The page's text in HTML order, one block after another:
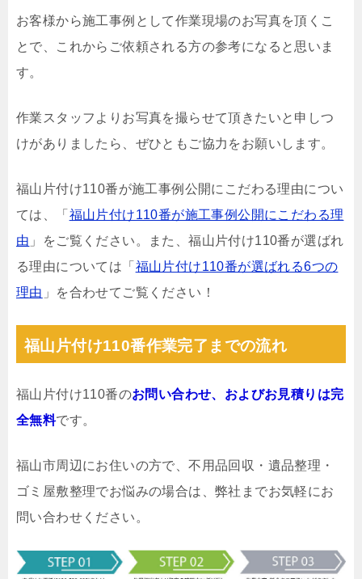
お客様から施工事例として作業現場のお写真を頂くこ
とで、これからご依頼される方の参考になると思いま
す。
作業スタッフよりお写真を撮らせて頂きたいと申しつ
けがありましたら、ぜひともご協力をお願いします。
福山片付け110番が施工事例公開にこだわる理由につい
ては、「 福山片付け110番が施工事例公開にこだわる理
由 」をご覧ください。また、福山片付け110番が選ばれ
る理由については「 福山片付け110番が選ばれる6つの
理由 」を合わせてご覧ください！
福山片付け110番作業完了までの流れ
福山片付け110番のお問い合わせ、およびお見積りは完
全無料です。
福山市周辺にお住いの方で、不用品回収・遺品整理・
ゴミ屋敷整理でお悩みの場合は、弊社までお気軽にお
問い合わせください。